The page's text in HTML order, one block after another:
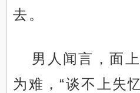
去。
男人闻言，面
为难，“谈不上失